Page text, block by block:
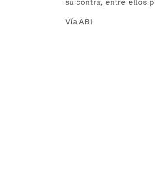
su contra, entre ellos
Vía ABI